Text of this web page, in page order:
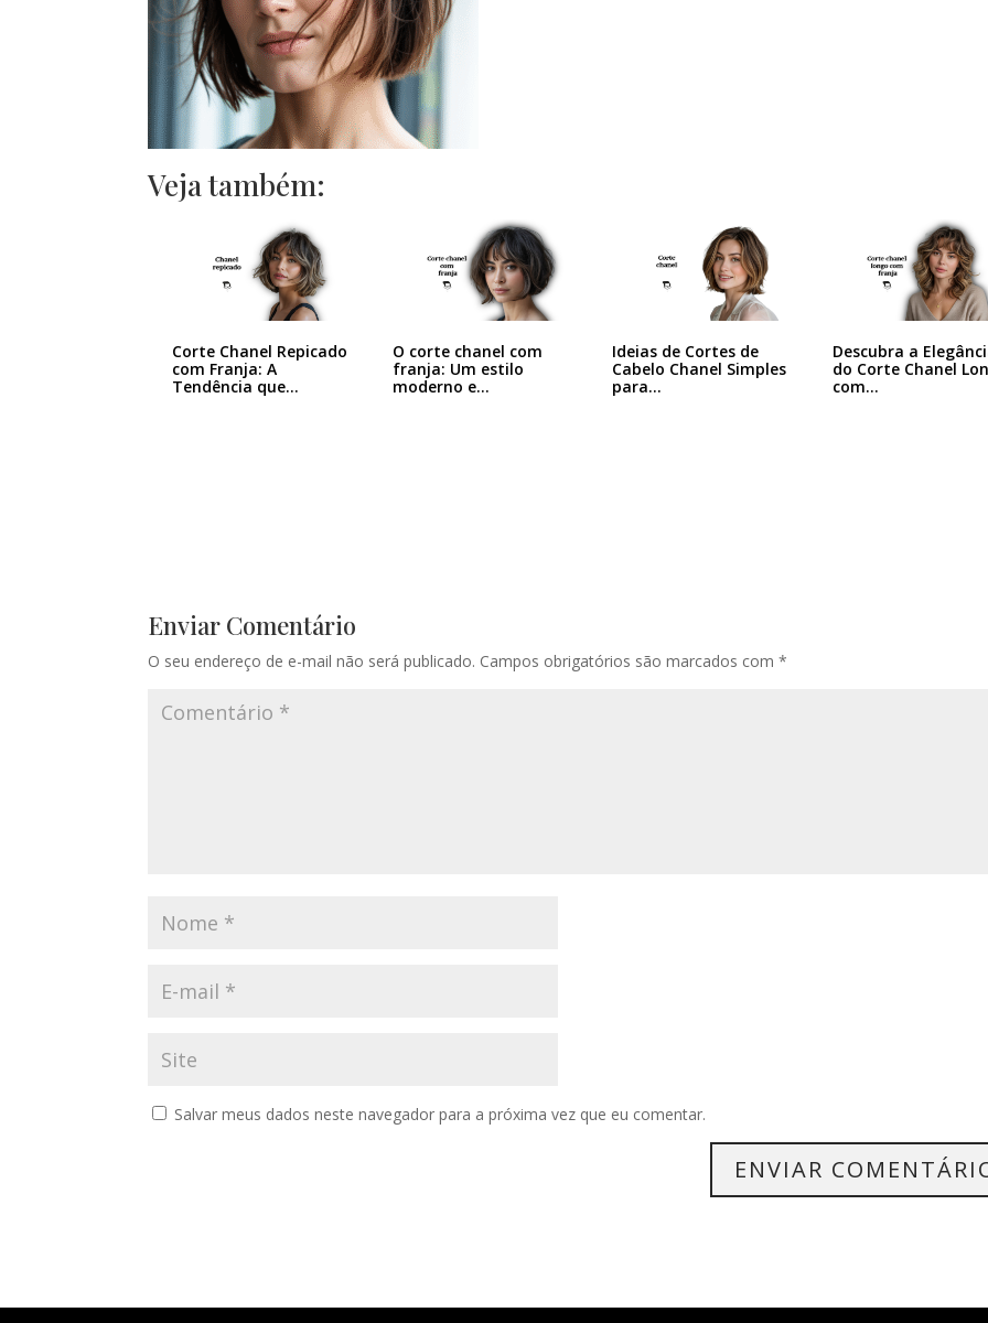
Veja também:
Corte Chanel Repicado
com Franja: A
Tendência que…
O corte chanel com
franja: Um estilo
moderno e…
Ideias de Cortes de
Cabelo Chanel Simples
para…
Descubra a
do Corte Chanel
com…
Enviar Comentário
O seu endereço de e-mail não será publicado. Campos obrigatórios são marcados com*
Salvar meus dados neste navegador para a próxima vez que eu comentar.